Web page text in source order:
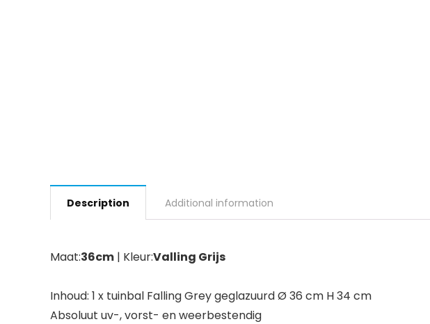
Description Additional information
Maat:36cm | Kleur:Valling Grijs
Inhoud: 1 x tuinbal Falling Grey geglazuurd Ø 36 cm H 34 cm
Absoluut uv-, vorst- en weerbestendig